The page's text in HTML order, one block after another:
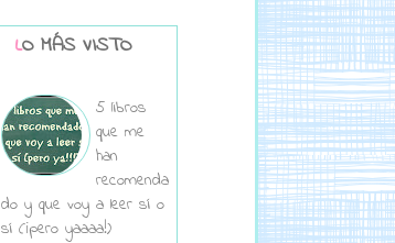
LO MÁS VISTO
5 libros
que me
han
recomenda
do y que voy a leer sí o
sí (¡pero yaaaa!)